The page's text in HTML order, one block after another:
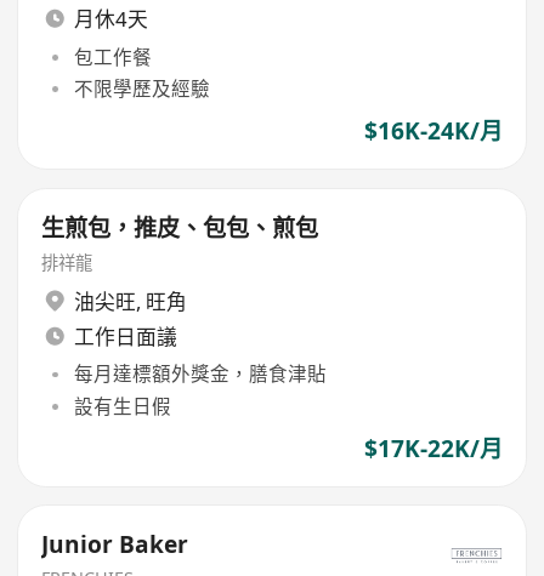
月休4天
包工作餐
不限學歷及經驗
$16K-24K/月
生煎包，推皮、包包、煎包
排祥龍
油尖旺, 旺角
工作日面議
每月達標額外獎金，膳食津貼
設有生日假
$17K-22K/月
Junior Baker